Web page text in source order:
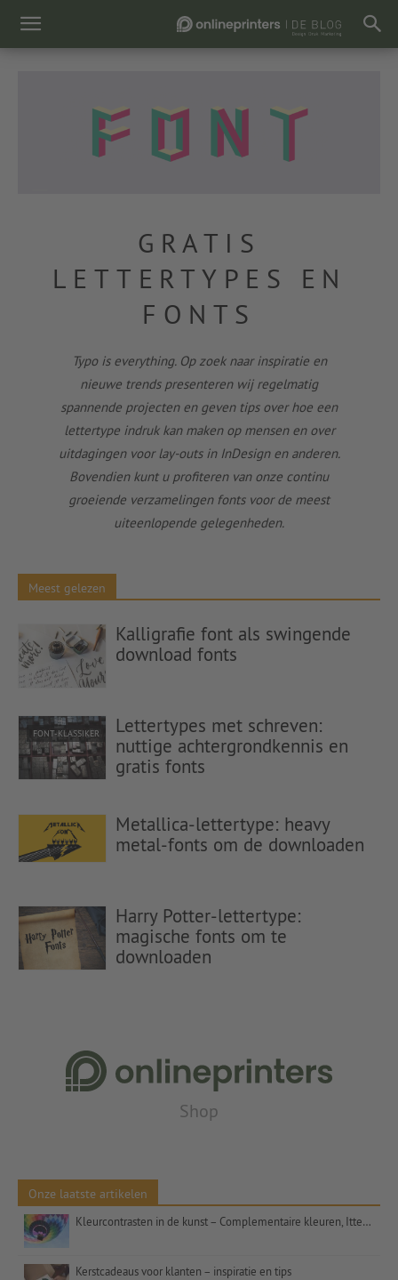
GRATIS
LETTERTYPES EN
FONTS
Typo is everything. Op zoek naar inspiratie en
nieuwe trends presenteren wij regelmatig
spannende projecten en geven tips over hoe een
lettertype indruk kan maken op mensen en over
uitdagingen voor lay-outs in InDesign en anderen.
Bovendien kunt u profiteren van onze continu
groeiende verzamelingen fonts voor de meest
uiteenlopende gelegenheden.
Meest gelezen
Kalligrafie font als swingende
download fonts
FONT-KLASSIKER
Lettertypes met schreven:
nuttige achtergrondkennis en
gratis fonts
Metallica-lettertype: heavy
metal-fonts om de downloaden
Harry Potter-lettertype:
magische fonts om te
downloaden
Shop
Onze laatste artikelen
Kleurcontrasten in de kunst – Complementaire kleuren, Itten en het getal 7
Kerstcadeaus voor klanten – inspiratie en tips